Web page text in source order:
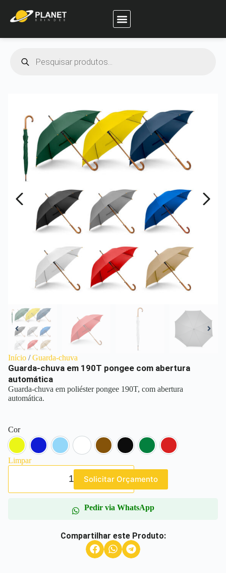
Início /Guarda-chuva
Guarda-chuva em 190T pongee com abertura
automática
Guarda-chuva em poliéster pongee 190T, com abertura
automática.
Cor
Amarelo Azul Azul Claro
Branco Marrom Preto Verde Escuro
Vermelho
Limpar
Solicitar Orçamento
Pedir via WhatsApp
Compartilhar este Produto: